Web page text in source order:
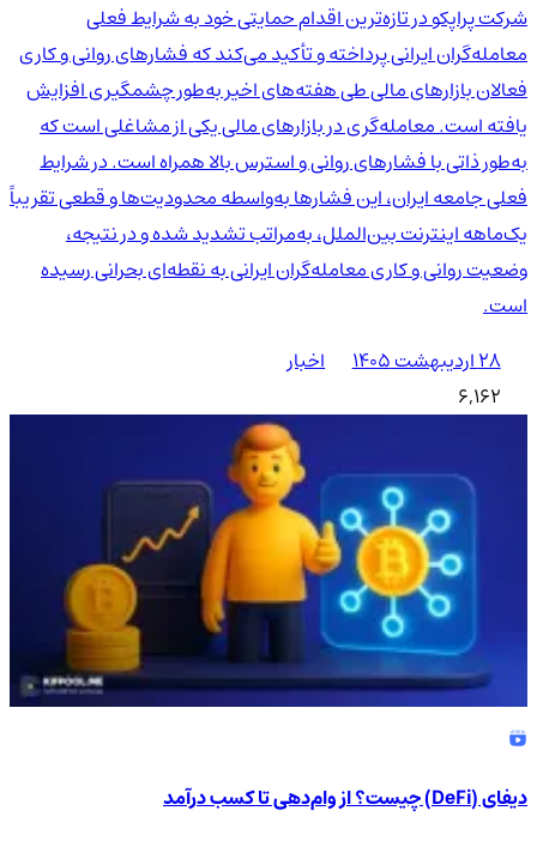
شرکت پراپکو در تازه‌ترین اقدام حمایتی خود به شرایط فعلی
معامله‌گران ایرانی پرداخته و تأکید می‌کند که فشارهای روانی و کاری
فعالان بازارهای مالی طی هفته‌های اخیر به‌طور چشمگیری افزایش
یافته است. معامله‌گری در بازارهای مالی یکی از مشاغلی است که
به‌طور ذاتی با فشارهای روانی و استرس بالا همراه است. در شرایط
فعلی جامعه ایران، این فشارها به‌واسطه محدودیت‌ها و قطعی تقریباً
یک‌ماهه اینترنت بین‌الملل، به‌مراتب تشدید شده و در نتیجه،
وضعیت روانی و کاری معامله‌گران ایرانی به نقطه‌ای بحرانی رسیده
است.
۲۸ اردیبهشت ۱۴۰۵
اخبار
6,162
دیفای (DeFi) چیست؟ از وام‌دهی تا کسب درآمد